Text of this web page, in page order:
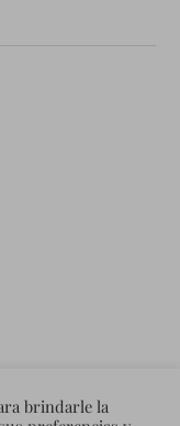
brindarle la